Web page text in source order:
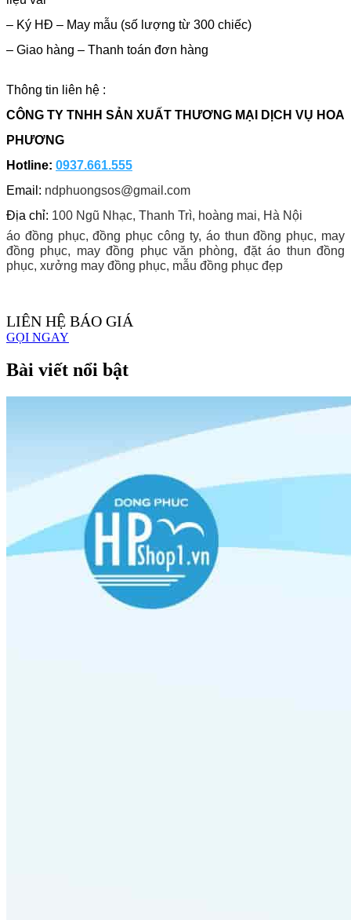
– Ký HĐ – May mẫu (số lượng từ 300 chiếc)
– Giao hàng – Thanh toán đơn hàng
Thông tin liên hệ :
CÔNG TY TNHH SẢN XUẤT THƯƠNG MẠI DỊCH VỤ HOA
PHƯƠNG
Hotline: 0937.661.555
Email: ndphuongsos@gmail.com
Địa chỉ: 100 Ngũ Nhạc, Thanh Trì, hoàng mai, Hà Nội
áo đồng phục, đồng phục công ty, áo thun đồng phục, may
đồng phục, may đồng phục văn phòng, đặt áo thun đồng
phục, xưởng may đồng phục, mẫu đồng phục đẹp
LIÊN HỆ BÁO GIÁ
GỌI NGAY
Bài viết nổi bật